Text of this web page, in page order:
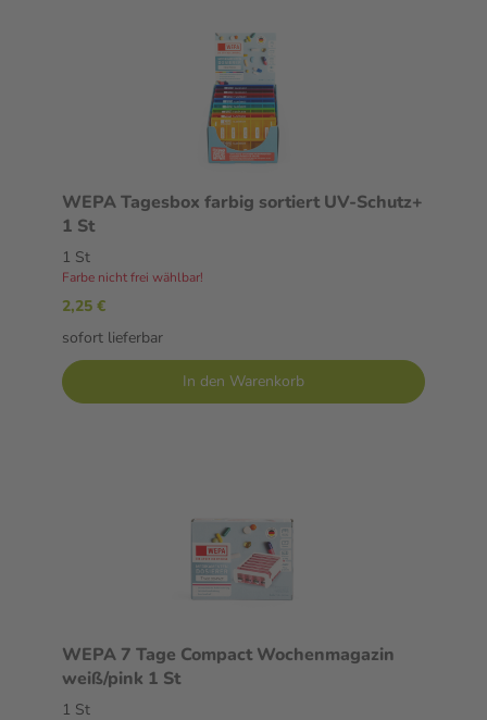
WEPA Tagesbox farbig sortiert UV-Schutz+
1 St
1 St
Farbe nicht frei wählbar!
2,25 €
sofort lieferbar
In den Warenkorb
WEPA 7 Tage Compact Wochenmagazin
weiß/pink 1 St
1 St